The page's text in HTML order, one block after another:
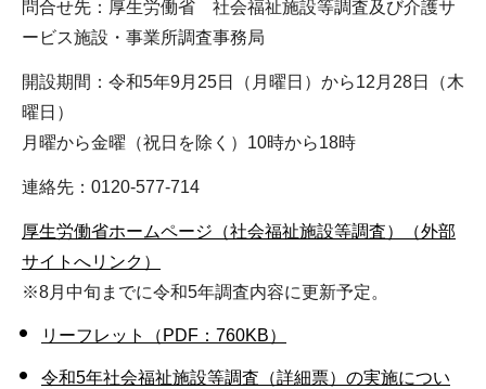
問合せ先：厚生労働省 社会福祉施設等調査及び介護サ
ービス施設・事業所調査事務局
開設期間：令和5年9月25日（月曜日）から12月28日（木
曜日）
月曜から金曜（祝日を除く）10時から18時
連絡先：0120-577-714
厚生労働省ホームページ（社会福祉施設等調査）（外部
サイトへリンク）
※8月中旬までに令和5年調査内容に更新予定。
リーフレット（PDF：760KB）
令和5年社会福祉施設等調査（詳細票）の実施につい